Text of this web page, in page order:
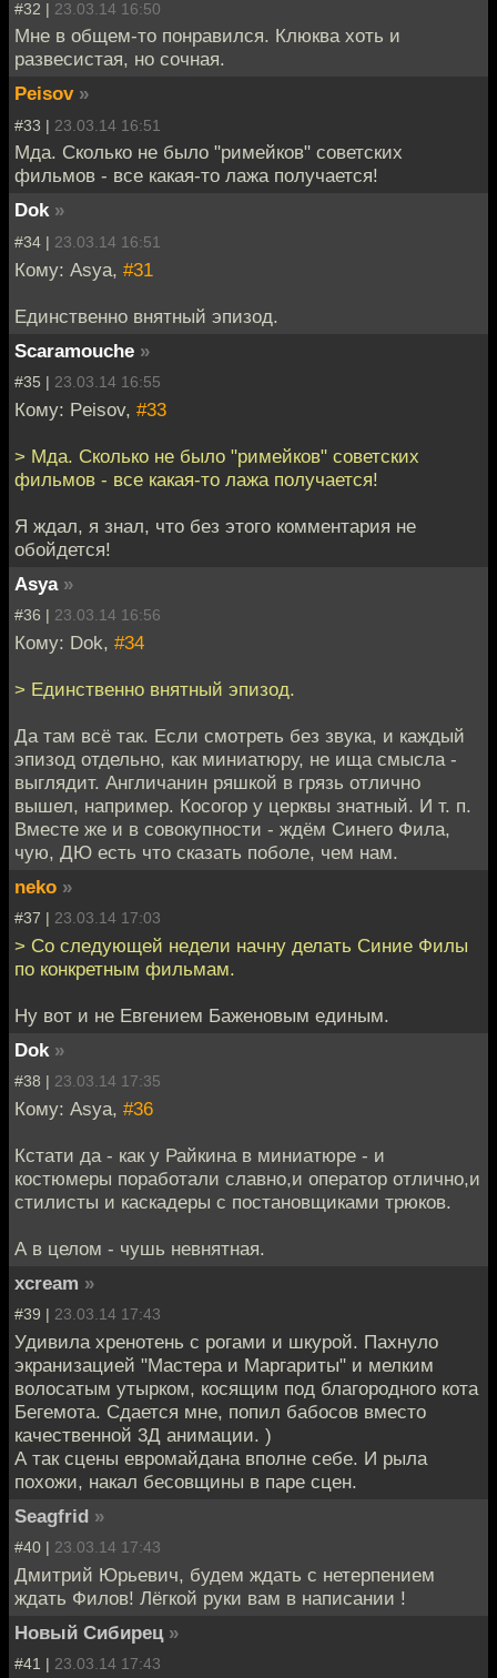
#32 | 23.03.14 16:50
Мне в общем-то понравился. Клюква хоть и
развесистая, но сочная.
Peisov »
#33 | 23.03.14 16:51
Мда. Сколько не было "римейков" советских
фильмов - все какая-то лажа получается!
Dok »
#34 | 23.03.14 16:51
Кому: Asya, #31
Единственно внятный эпизод.
Scaramouche »
#35 | 23.03.14 16:55
Кому: Peisov, #33
> Мда. Сколько не было "римейков" советских
фильмов - все какая-то лажа получается!
Я ждал, я знал, что без этого комментария не
обойдется!
Asya »
#36 | 23.03.14 16:56
Кому: Dok, #34
> Единственно внятный эпизод.
Да там всё так. Если смотреть без звука, и каждый
эпизод отдельно, как миниатюру, не ища смысла -
выглядит. Англичанин ряшкой в грязь отлично
вышел, например. Косогор у церквы знатный. И т. п.
Вместе же и в совокупности - ждём Синего Фила,
чую, ДЮ есть что сказать поболе, чем нам.
neko »
#37 | 23.03.14 17:03
> Со следующей недели начну делать Синие Филы
по конкретным фильмам.
Ну вот и не Евгением Баженовым единым.
Dok »
#38 | 23.03.14 17:35
Кому: Asya, #36
Кстати да - как у Райкина в миниатюре - и
костюмеры поработали славно,и оператор отлично,и
стилисты и каскадеры с постановщиками трюков.
А в целом - чушь невнятная.
xcream »
#39 | 23.03.14 17:43
Удивила хренотень с рогами и шкурой. Пахнуло
экранизацией "Мастера и Маргариты" и мелким
волосатым утырком, косящим под благородного кота
Бегемота. Сдается мне, попил бабосов вместо
качественной 3Д анимации. )
А так сцены евромайдана вполне себе. И рыла
похожи, накал бесовщины в паре сцен.
Seagfrid »
#40 | 23.03.14 17:43
Дмитрий Юрьевич, будем ждать с нетерпением
ждать Филов! Лёгкой руки вам в написании !
Новый Сибирец »
#41 | 23.03.14 17:43